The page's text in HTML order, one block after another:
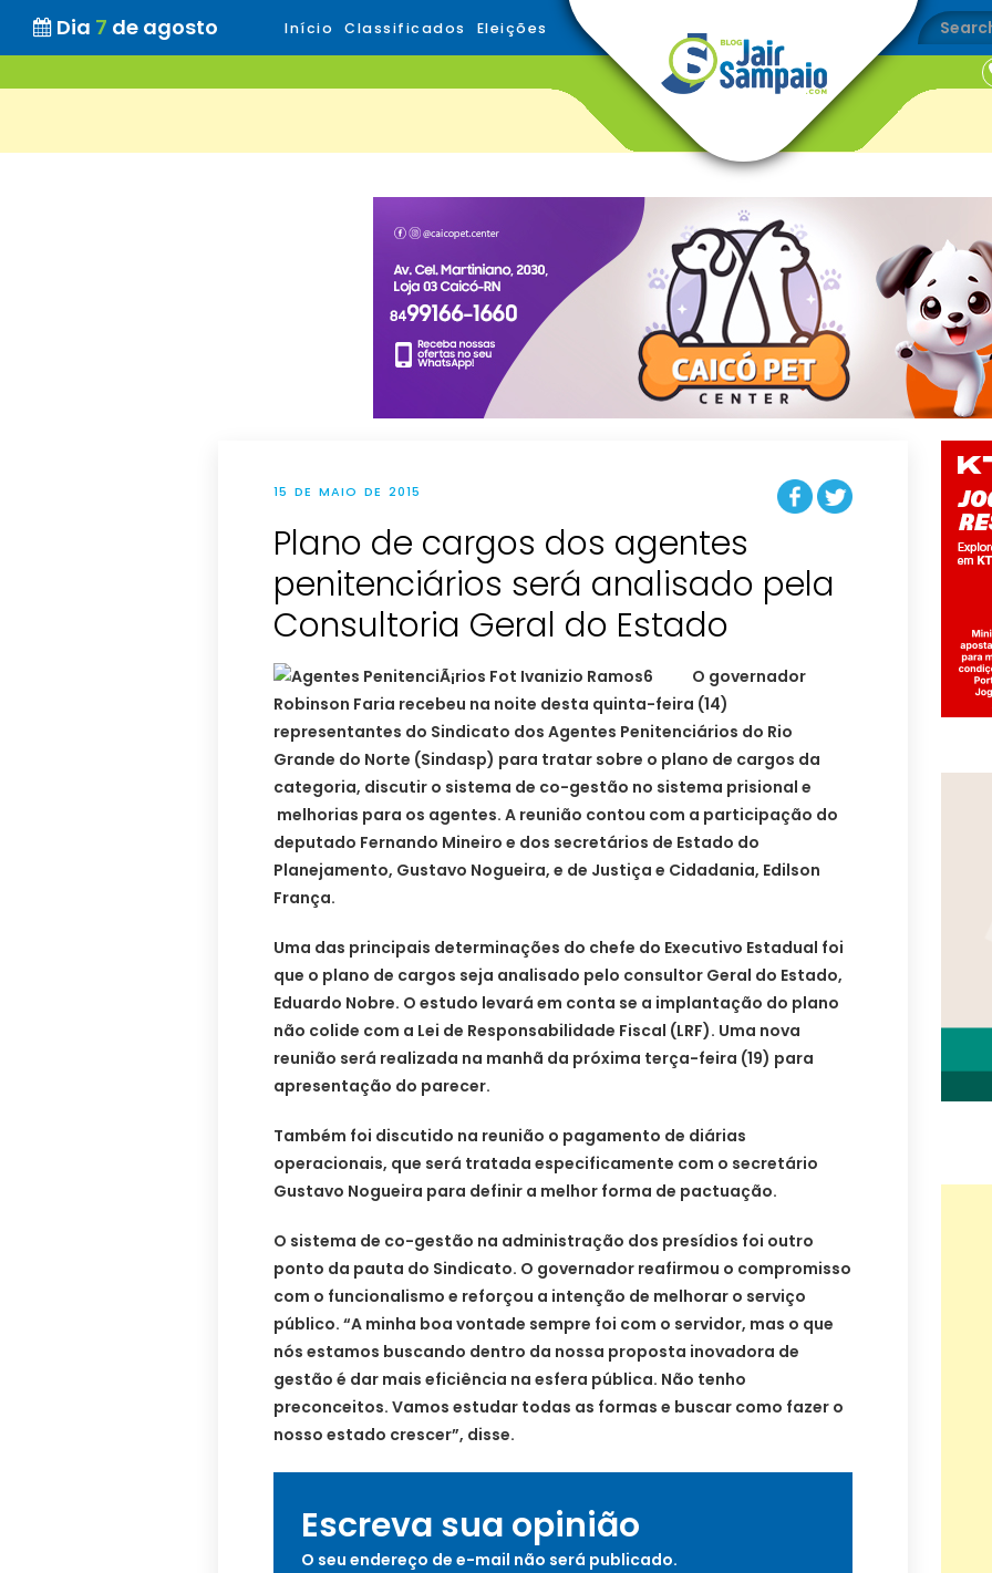
Dia 7 de agosto Início Classificados Eleições
15 DE MAIO DE 2015
Plano de cargos dos agentes
penitenciários será analisado pela
O governador
Robinson Faria recebeu na noite desta quinta-feira (14)
representantes do Sindicato dos Agentes Penitenciários do Rio
Grande do Norte (Sindasp) para tratar sobre o plano de cargos da
categoria, discutir o sistema de co-gestão no sistema prisional e
melhorias para os agentes. A reunião contou com a participação do
deputado Fernando Mineiro e dos secretários de Estado do
Planejamento, Gustavo Nogueira, e de Justiça e Cidadania, Edilson
França.
Uma das principais determinações do chefe do Executivo Estadual foi
que o plano de cargos seja analisado pelo consultor Geral do Estado,
Eduardo Nobre. O estudo levará em conta se a implantação do plano
não colide com a Lei de Responsabilidade Fiscal (LRF). Uma nova
reunião será realizada na manhã da próxima terça-feira (19) para
apresentação do parecer.
Também foi discutido na reunião o pagamento de diárias
operacionais, que será tratada especificamente com o secretário
Gustavo Nogueira para definir a melhor forma de pactuação.
O sistema de co-gestão na administração dos presídios foi outro
ponto da pauta do Sindicato. O governador reafirmou o compromisso
com o funcionalismo e reforçou a intenção de melhorar o serviço
público. “A minha boa vontade sempre foi com o servidor, mas o que
nós estamos buscando dentro da nossa proposta inovadora de
gestão é dar mais eficiência na esfera pública. Não tenho
preconceitos. Vamos estudar todas as formas e buscar como fazer o
nosso estado crescer”, disse.
Escreva sua opinião
O seu endereço de e-mail não será publicado.